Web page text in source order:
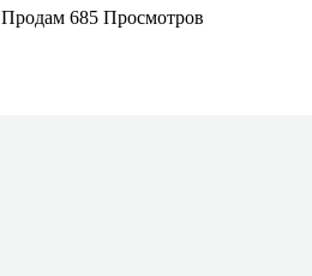
Продам 685 Просмотров